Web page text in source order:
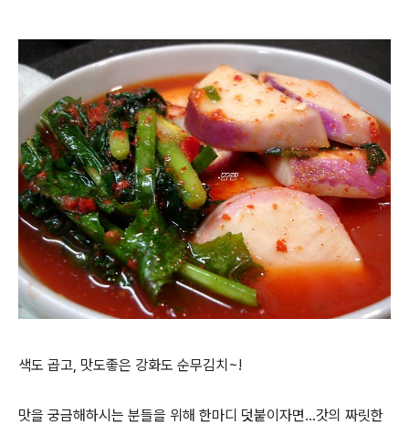
색도 곱고, 맛도좋은 강화도 순무김치~!
맛을 궁금해하시는 분들을 위해 한마디 덧붙이자면...갓의 짜릿한